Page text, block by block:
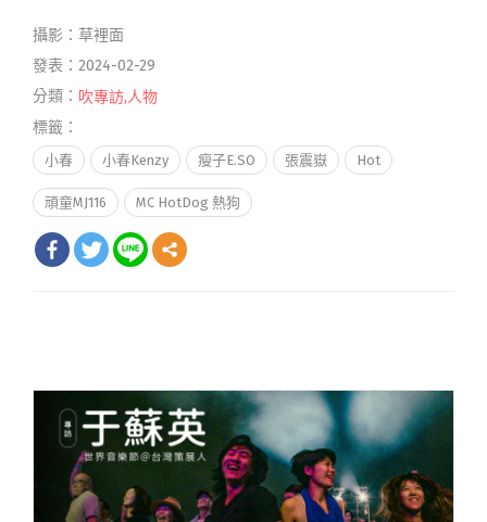
攝影：草裡面
發表：2024-02-29
分類： 吹專訪,人物
標籤：
小春 小春Kenzy 瘦子E.SO 張震嶽 Hot
頑童MJ116 MC HotDog 熱狗